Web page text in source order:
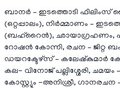
ബാനർ – ഇടത്തൊടി ഫിലിംസ്
(ഒറ്റപ്പാലം), നിർമ്മാണം –
(ബഹ്റൈൻ), ഛായാഗ്രഹണം,
റോഷൻ കോന്നി, രചന – ജിറ്റ
ഡയറക്ടേഴ്സ് – കലേഷ്കുമാർ
കല- വിനോജ് പല്ലിശ്ശേരി, ചമയം
കോസ്റ്റ്യും -അനിശ്രീ, ഗാനരചന